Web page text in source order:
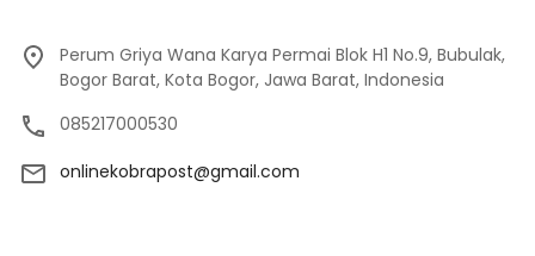
Perum Griya Wana Karya Permai Blok H1 No.9, Bubulak,
Bogor Barat, Kota Bogor, Jawa Barat, Indonesia
085217000530
onlinekobrapost@gmail.com